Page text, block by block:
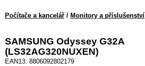
Počítače a kancelář / Monitory a příslušenství
SAMSUNG Odyssey G32A
(LS32AG320NUXEN)
EAN13: 8806092802179